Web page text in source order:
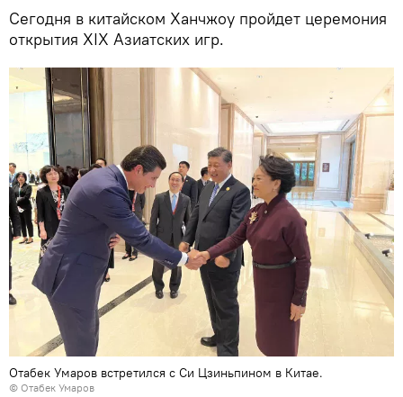
Сегодня в китайском Ханчжоу пройдет церемония
открытия XIX Азиатских игр.
Отабек Умаров встретился с Си Цзиньпином в Китае.
© Отабек Умаров